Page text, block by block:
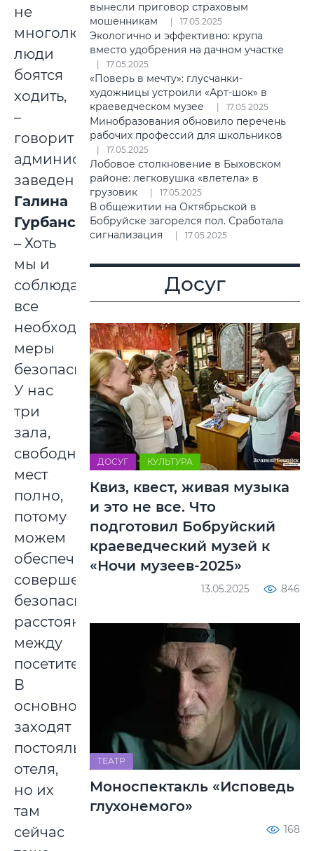
не
многолюдно,
люди
боятся
ходить,
–
говорит
администратор
заведения
Галина
Гурбанская.
– Хоть
мы и
соблюдаем
все
необходимые
меры
безопасности.
У нас
три
зала,
свободных
мест
полно,
потому
можем
обеспечить
совершенно
безопасное
расстояние
между
посетителями.
В
основном,
заходят
постояльцы
отеля,
но их
там
сейчас
вынесли приговор страховым
мошенникам
17.05.2025
Экологично и эффективно: крупа
вместо удобрения на дачном участке
17.05.2025
«Поверь в мечту»: глусчанки-
художницы устроили «Арт-шок» в
краеведческом музее
17.05.2025
Минобразования обновило перечень
рабочих профессий для школьников
17.05.2025
Лобовое столкновение в Быховском
районе: легковушка «влетела» в
грузовик
17.05.2025
В общежитии на Октябрьской в
Бобруйске загорелся пол. Сработала
сигнализация
17.05.2025
Досуг
ДОСУГ КУЛЬТУРА
Квиз, квест, живая музыка
и это не все. Что
подготовил Бобруйский
краеведческий музей к
«Ночи музеев-2025»
13.05.2025 846
ТЕАТР
Моноспектакль «Исповедь
глухонемого»
168